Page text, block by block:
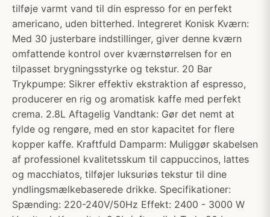
tilføje varmt vand til din espresso for en perfekt
americano, uden bitterhed. Integreret Konisk Kværn:
Med 30 justerbare indstillinger, giver denne kværn
omfattende kontrol over kværnstørrelsen for en
tilpasset brygningsstyrke og tekstur. 20 Bar
Trykpumpe: Sikrer effektiv ekstraktion af espresso,
producerer en rig og aromatisk kaffe med perfekt
crema. 2.8L Aftagelig Vandtank: Gør det nemt at
fylde og rengøre, med en stor kapacitet for flere
kopper kaffe. Kraftfuld Damparm: Muliggør skabelsen
af professionel kvalitetsskum til cappuccinos, lattes
og macchiatos, tilføjer luksuriøs tekstur til dine
yndlingsmælkebaserede drikke. Specifikationer:
Spænding: 220-240V/50Hz Effekt: 2400 - 3000 W